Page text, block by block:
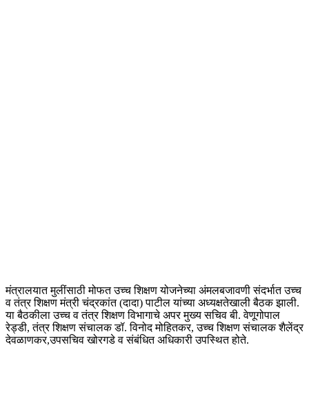
मंत्रालयात मुलींसाठी मोफत उच्च शिक्षण योजनेच्या अंमलबजावणी संदर्भात उच्च
व तंत्र शिक्षण मंत्री चंद्रकांत (दादा) पाटील यांच्या अध्यक्षतेखाली बैठक झाली.
या बैठकीला उच्च व तंत्र शिक्षण विभागाचे अपर मुख्य सचिव बी. वेणूगोपाल
रेड्डी, तंत्र शिक्षण संचालक डॉ. विनोद मोहितकर, उच्च शिक्षण संचालक शैलेंद्र
देवळाणकर,उपसचिव खोरगडे व संबंधित अधिकारी उपस्थित होते.